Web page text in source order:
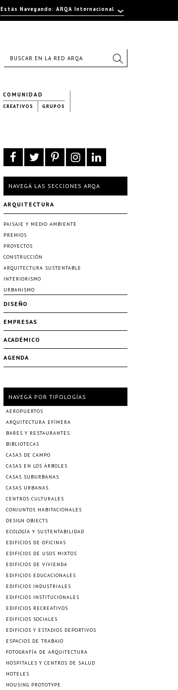
COMUNIDAD
CREATIVOS GRUPOS
NAVEGÁ LAS SECCIONES ARQA
ARQUITECTURA
PAISAJE Y MEDIO AMBIENTE
PREMIOS
PROYECTOS
CONSTRUCCIÓN
ARQUITECTURA SUSTENTABLE
INTERIORISMO
URBANISMO
DISEÑO
EMPRESAS
ACADÉMICO
AGENDA
NAVEGÁ POR TIPOLOGÍAS
AEROPUERTOS
ARQUITECTURA EFÍMERA
BARES Y RESTAURANTES
BIBLIOTECAS
CASAS DE CAMPO
CASAS EN LOS ÁRBOLES
CASAS SUBURBANAS
CASAS URBANAS
CENTROS CULTURALES
CONJUNTOS HABITACIONALES
DESIGN OBJECTS
ECOLOGÍA Y SUSTENTABILIDAD
EDIFICIOS DE OFICINAS
EDIFICIOS DE USOS MIXTOS
EDIFICIOS DE VIVIENDA
EDIFICIOS EDUCACIONALES
EDIFICIOS INDUSTRIALES
EDIFICIOS INSTITUCIONALES
EDIFICIOS RECREATIVOS
EDIFICIOS SOCIALES
EDIFICIOS Y ESTADIOS DEPORTIVOS
ESPACIOS DE TRABAJO
FOTOGRAFÍA DE ARQUITECTURA
HOSPITALES Y CENTROS DE SALUD
HOTELES
HOUSING PROTOTYPE
Estás Navegando: ARQA Internacional